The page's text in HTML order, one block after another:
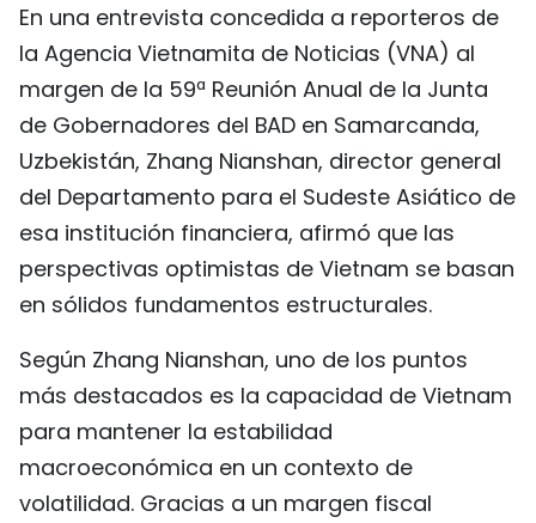
FRANÇAIS
РУССКИЙ
En una entrevista concedida a reporteros de
la Agencia Vietnamita de Noticias (VNA) al
margen de la 59ª Reunión Anual de la Junta
de Gobernadores del BAD en Samarcanda,
Uzbekistán, Zhang Nianshan, director general
del Departamento para el Sudeste Asiático de
esa institución financiera, afirmó que las
perspectivas optimistas de Vietnam se basan
en sólidos fundamentos estructurales.
Según Zhang Nianshan, uno de los puntos
más destacados es la capacidad de Vietnam
para mantener la estabilidad
macroeconómica en un contexto de
volatilidad. Gracias a un margen fiscal